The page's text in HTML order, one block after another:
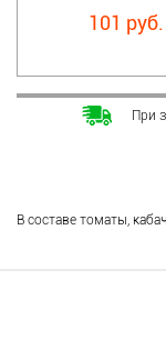
101 руб.
При
В составе томаты,